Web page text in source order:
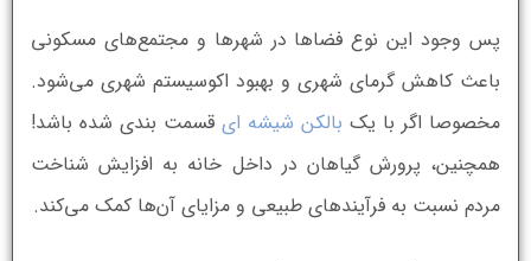
پس وجود این نوع فضاها در شهرها و مجتمع‌های مسکونی
باعث کاهش گرمای شهری و بهبود اکوسیستم شهری می‌شود.
مخصوصا اگر با یک بالکن شیشه ای قسمت بندی شده باشد!
همچنین، پرورش گیاهان در داخل خانه به افزایش شناخت
مردم نسبت به فرآیندهای طبیعی و مزایای آن‌ها کمک می‌کند.